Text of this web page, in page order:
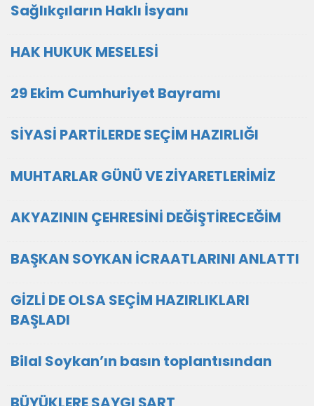
Sağlıkçıların Haklı İsyanı
HAK HUKUK MESELESİ
29 Ekim Cumhuriyet Bayramı
SİYASİ PARTİLERDE SEÇİM HAZIRLIĞI
MUHTARLAR GÜNÜ VE ZİYARETLERİMİZ
AKYAZININ ÇEHRESİNİ DEĞİŞTİRECEĞİM
BAŞKAN SOYKAN İCRAATLARINI ANLATTI
GİZLİ DE OLSA SEÇİM HAZIRLIKLARI
BAŞLADI
Bilal Soykan’ın basın toplantısından